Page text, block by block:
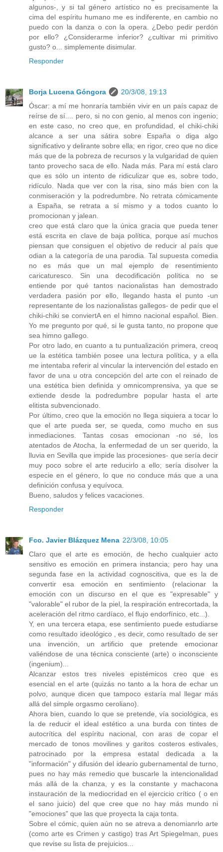
algunos-, y si tal género artístico no es precisamente la
cima del espíritu humano me es indiferente, en cambio no
puedo con la danza o con la opera. ¿Debo pedir perdón
por ello? ¿Considerarme inferior? ¿cultivar mi primitivo
gusto? o... simplemente disimular.
Responder
Borja Lucena Góngora
20/3/08, 19:13
Óscar: a mí me honraría también vivir en un país capaz de
reírse de sí.... pero, si no con genio, al menos con ingenio;
en este caso, no creo que, en profundidad, el chiki-chiki
alcance a ser una sátira sobre España o diga algo
significativo y delirante sobre ella; en rigor, creo que no dice
más que de la pobreza de recursos y la vulgaridad de quien
tanto provecho saca de ello. Nada más. Para mí está claro
que es sólo un intento de ridiculizar que es, sobre todo,
ridículo. Nada que ver con la risa, sino más bien con la
conmiseración y la podredumbre. No retrata cómicamente
a España, se retrata a sí mismo y a todos cuanto lo
promocionan y jalean.
creo que está claro que la única gracia que pueda tener
está escrita en clave de baja política, porque así muchos
piensan que consiguen el objetivo de reducir al país que
odian a la categoría de una parodia. Tal supuesta comedia
no es más que un mal ejemplo de resentimiento
caricaturesco. Sin una decodificación política no se
entiende por qué tantos nacionalistas han demostrado
verdadera pasión por ello, llegando hasta el punto -un
representante de los nazionalistas gallegos- de pedir que el
chiki-chiki se conviertA en el himno nacional español. Bien.
Yo me pregunto por qué, si le gusta tanto, no propone que
sea himno gallego.
Por otro lado, en cuanto a tu puntualización primera, creoq
ue la estética también posee una lectura política, y a ella
me intentaba referir al vincular la intervención del estado en
favor de una u otra concepción del arte con el reinado de
una estética bien definida y omnicomprensiva, ya que se
extiende desde la podredumbre popular hasta el arte
elitista subvencionado.
Por último, creo que la emoción no llega siquiera a tocar lo
que el arte pueda ser, se queda, como mucho en sus
inmediaciones. Tantas cosas emocionan -no sé, los
atentados de Atocha, la enfermedad de un ser querido, la
lluvia en Sevilla que impide las procesiones- que sería decir
muy poco sobre el arte reducirlo a ello; sería disolver la
especie en el género, lo que no conduce más que a una
definición confusa y equívoca.
Bueno, saludos y felices vacaciones.
Responder
Fco. Javier Blázquez Mena 22/3/08, 10:05
Claro que el arte es emoción, de hecho cualquier acto
sensitivo es emoción en primera instancia; pero hay una
segunda fase en la actividad cognoscitiva, que es la de
convertir esa emoción en sentimiento (relacionar la
emoción con un discurso en el que es "expresable" y
"valorable" el rubor de la piel, la respiración entrecortada, la
aceleración del ritmo cardíaco, el flujo endorfínico, etc...).
Y, en una tercera etapa, ese sentimiento puede estudiarse
como resultado ideológico , es decir, como resultado de ser
una invención, un artificio que pretende emocionar
valiéndose de una técnica consciente (arte) o inconsciente
(ingenium)...
Alcanzar estos tres niveles epistémicos creo que es
esencial en el arte (quizás no tanto a la hora de echar un
polvo, aunque dicen que tampoco estaría mal llegar más
allá del simple orgasmo ceroliano).
Ahora bien, cuando lo que se pretende, vía sociológica, es
la de reducir el ideal estético a una burda con tintes de
autocrítica del espíritu nacional, con aras de copar el
mercado de tonos movilines y garitos costeros estivales,
patrocinado por la empresa estatal dedicada a la
"información" y difusión del ideario gubernamental de turno,
pues no hay más remedio que buscarle la intencionalidad
más allá de la chanza, y es la constante y machacona
instauración de la mediocridad en el ejercicio crítico ( o en
el sano juicio) del que cree que no hay más mundo ni
"emociones" que las que proyecta la caja tonta.
Sobre el cómic, quien aún no se atreva a denomianrlo arte
(como arte es Crimen y castigo) tras Art Spiegelman, pues
que revise su lista de prejuicios...